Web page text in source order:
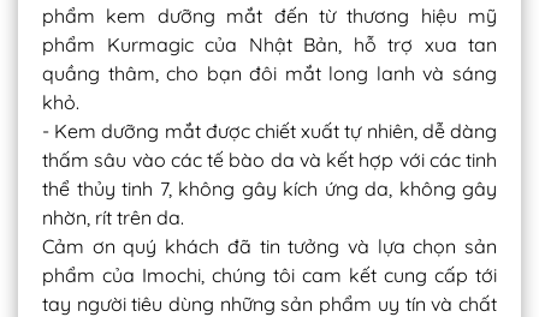
phẩm kem dưỡng mắt đến từ thương hiệu mỹ
phẩm Kurmagic của Nhật Bản, hỗ trợ xua tan
quầng thâm, cho bạn đôi mắt long lanh và sáng
khỏ.
- Kem dưỡng mắt được chiết xuất tự nhiên, dễ dàng
thấm sâu vào các tế bào da và kết hợp với các tinh
thể thủy tinh 7, không gây kích ứng da, không gây
nhờn, rít trên da.
Cảm ơn quý khách đã tin tưởng và lựa chọn sản
phẩm của Imochi, chúng tôi cam kết cung cấp tới
tay người tiêu dùng những sản phẩm uy tín và chất